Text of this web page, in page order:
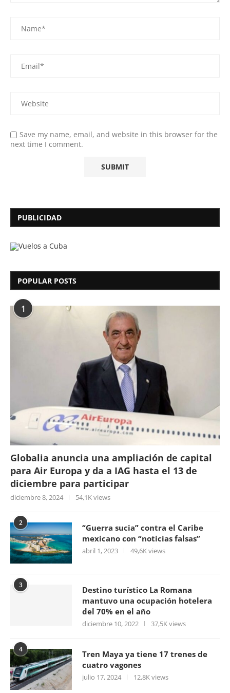
Save my name, email, and website in this browser for the
next time I comment.
PUBLICIDAD
POPULAR POSTS
1
Globalia anuncia una ampliación de capital
para Air Europa y da a IAG hasta el 13 de
diciembre para participar
diciembre 8, 2024 54,1K views
2
“Guerra sucia” contra el Caribe
mexicano con “noticias falsas”
abril 1, 2023 49,6K views
3
Destino turístico La Romana
mantuvo una ocupación hotelera
del 70% en el año
diciembre 10, 2022 37,5K views
4
Tren Maya ya tiene 17 trenes de
cuatro vagones
julio 17, 2024 12,8K views